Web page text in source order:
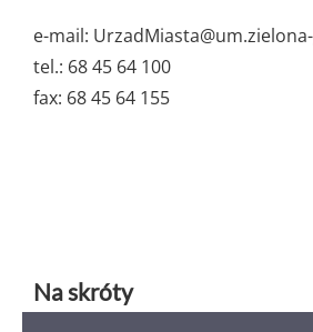
e-mail:
tel.: 68 45 64 100
fax: 68 45 64 155
Na skróty